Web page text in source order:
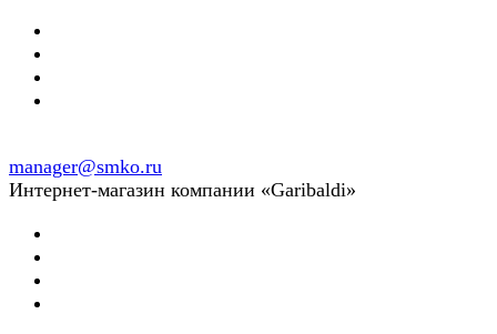
manager@smko.ru
Интернет-магазин компании «Garibaldi»